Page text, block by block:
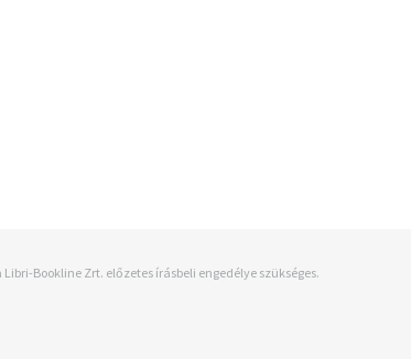
Bookline Zrt. előzetes írásbeli engedélye szükséges.